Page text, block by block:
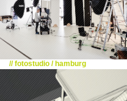
// fotostudio / hamburg